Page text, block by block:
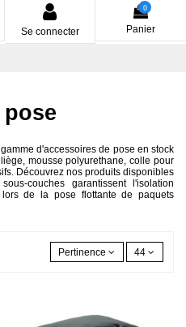
Se connecter
0
Panier
d'accessoires de pose en stock
mousse polyurethane, colle pour
Découvrez nos produits disponibles
couches garantissent l'isolation
de la pose flottante de paquets
Pertinence 44